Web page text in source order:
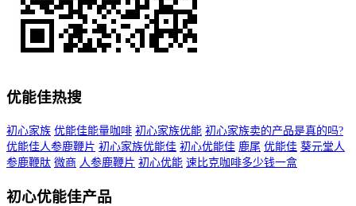
优能佳热搜
初心家族 优能佳能量咖啡 初心家族优能 初心家族卖的产品是真的吗?
优能佳人参鹿鞭片 初心家族优能佳 初心优能佳 鹿尾 优能佳 葵元堂人
参鹿鞭肽 微商 人参鹿鞭片 初心优能 速比克咖啡多少钱一盒
初心优能佳产品